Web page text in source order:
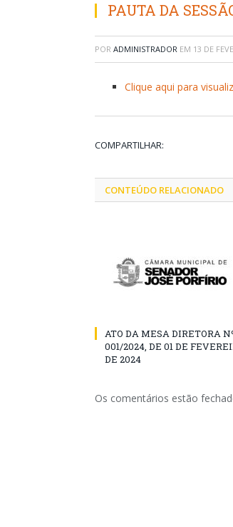
PAUTA DA
POR ADMINISTRADOR EM 13 DE
Clique aqui para
COMPARTILHAR:
CONTEÚDO RELACIONADO
ATO DA MESA DIRETORA
001/2024, DE 01 DE
DE 2024
Os comentários estão